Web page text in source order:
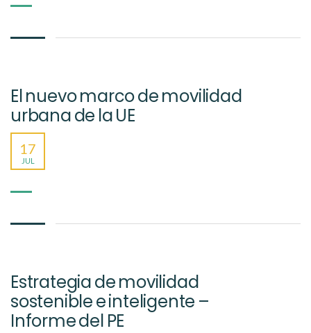
El nuevo marco de movilidad
urbana de la UE
17
JUL
Estrategia de movilidad
sostenible e inteligente –
Informe del PE